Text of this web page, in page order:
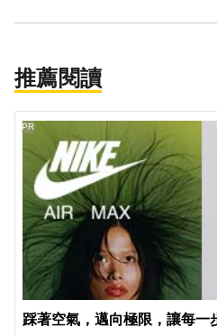
推薦閱讀
踩著空氣，邁向極限，讓每一
PR